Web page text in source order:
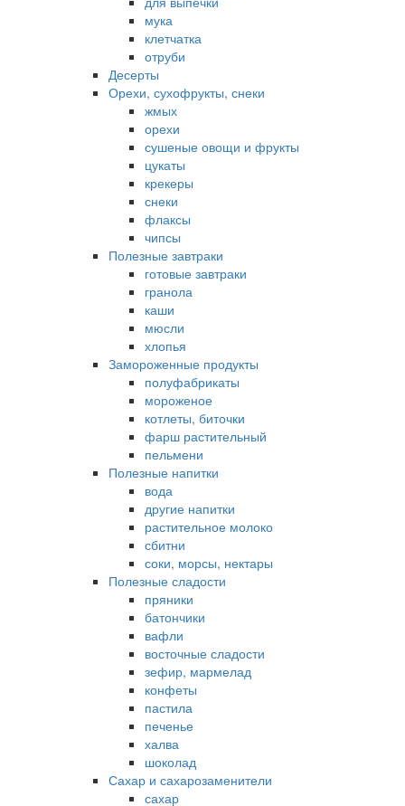
мука
клетчатка
отруби
Десерты
Орехи, сухофрукты, снеки
жмых
орехи
сушеные овощи и фрукты
цукаты
крекеры
снеки
флаксы
чипсы
Полезные завтраки
готовые завтраки
гранола
каши
мюсли
хлопья
Замороженные продукты
полуфабрикаты
мороженое
котлеты, биточки
фарш растительный
пельмени
Полезные напитки
вода
другие напитки
растительное молоко
сбитни
соки, морсы, нектары
Полезные сладости
пряники
батончики
вафли
восточные сладости
зефир, мармелад
конфеты
пастила
печенье
халва
шоколад
Сахар и сахарозаменители
сахар